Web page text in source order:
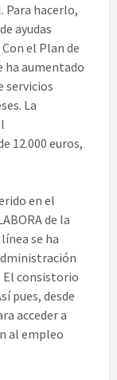
Para hacerlo,
ayudas
el Plan de
ha aumentado
servicios
La
12.000 euros,
en el
de la
se ha
El consistorio
pues, desde
acceder a
al empleo